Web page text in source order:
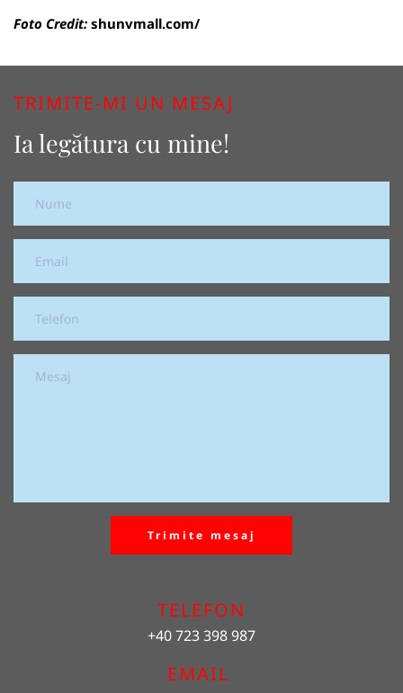
Foto Credit: shunvmall.com/
TRIMITE-MI UN MESAJ
Ia legătura cu mine!
Trimite mesaj
TELEFON
+40 723 398 987
EMAIL